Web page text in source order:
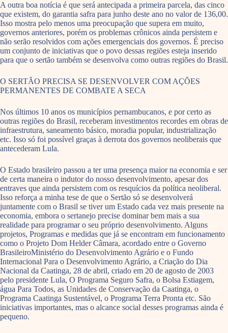
A outra boa notícia é que será antecipada a primeira parcela, das cinco
que existem, do garantia safra para junho deste ano no valor de 136,00.
Isso mostra pelo menos uma preocupação que supera em muito,
governos anteriores, porém os problemas crônicos ainda persistem e
não serão resolvidos com ações emergenciais dos governos. É preciso
um conjunto de iniciativas que o povo dessas regiões esteja inserido
para que o sertão também se desenvolva como outras regiões do Brasil.
O SERTÃO PRECISA SE DESENVOLVER COM AÇÕES
PERMANENTES DE COMBATE A SECA
Nos últimos 10 anos os municípios pernambucanos, e por certo as
outras regiões do Brasil, receberam investimentos recordes em obras de
infraestrutura, saneamento básico, moradia popular, industrialização
etc. Isso só foi possível graças à derrota dos governos neoliberais que
antecederam Lula.
O Estado brasileiro passou a ter uma presença maior na economia e ser
de certa maneira o indutor do nosso desenvolvimento, apesar dos
entraves que ainda persistem com os resquícios da política neoliberal.
Isso reforça a minha tese de que o Sertão só se desenvolverá
juntamente com o Brasil se tiver um Estado cada vez mais presente na
economia, embora o sertanejo precise dominar bem mais a sua
realidade para programar o seu próprio desenvolvimento. Alguns
projetos, Programas e medidas que já se encontram em funcionamento
como o Projeto Dom Helder Câmara, acordado entre o Governo
BrasileiroMinistério do Desenvolvimento Agrário e o Fundo
Internacional Para o Desenvolvimento Agrário, a Criação do Dia
Nacional da Caatinga, 28 de abril, criado em 20 de agosto de 2003
pelo presidente Lula, O Programa Seguro Safra, o Bolsa Estiagem,
água Para Todos, as Unidades de Conservação da Caatinga, o
Programa Caatinga Sustentável, o Programa Terra Pronta etc. São
iniciativas importantes, mas o alcance social desses programas ainda é
pequeno.